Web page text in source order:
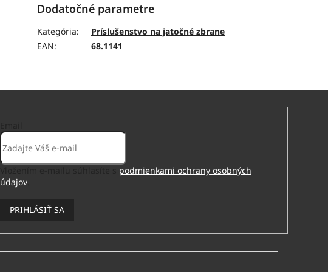
Dodatočné parametre
Kategória:
Príslušenstvo na jatočné zbrane
EAN: 68.1141
podmienkami ochrany osobných
údajov
PRIHLÁSIŤ SA